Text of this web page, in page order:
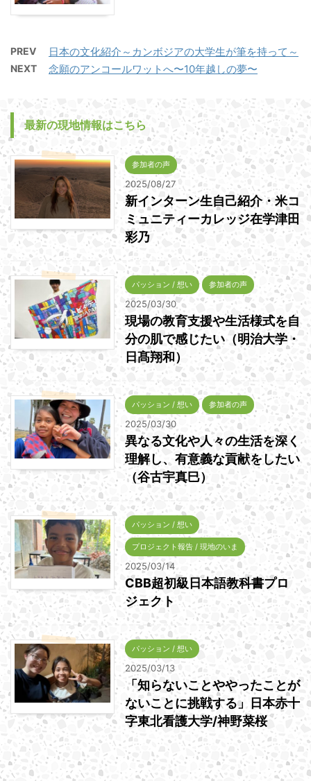
PREV 日本の文化紹介～カンボジアの大学生が筆を持って～
NEXT 念願のアンコールワットへ〜10年越しの夢〜
最新の現地情報はこちら
参加者の声
2025/08/27
新インターン生自己紹介・米コ
ミュニティーカレッジ在学津田
彩乃
パッション / 想い 参加者の声
2025/03/30
現場の教育支援や生活様式を自
分の肌で感じたい（明治大学・
日髙翔和）
パッション / 想い 参加者の声
2025/03/30
異なる文化や人々の生活を深く
理解し、有意義な貢献をしたい
（谷古宇真巳）
パッション / 想い
プロジェクト報告 / 現地のいま
2025/03/14
CBB超初級日本語教科書プロ
ジェクト
パッション / 想い
2025/03/13
「知らないことややったことが
ないことに挑戦する」日本赤十
字東北看護大学/神野菜桜